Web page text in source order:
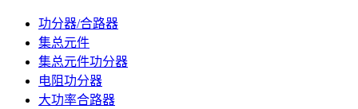
功分器/合路器
集总元件
集总元件功分器
电阻功分器
大功率合路器